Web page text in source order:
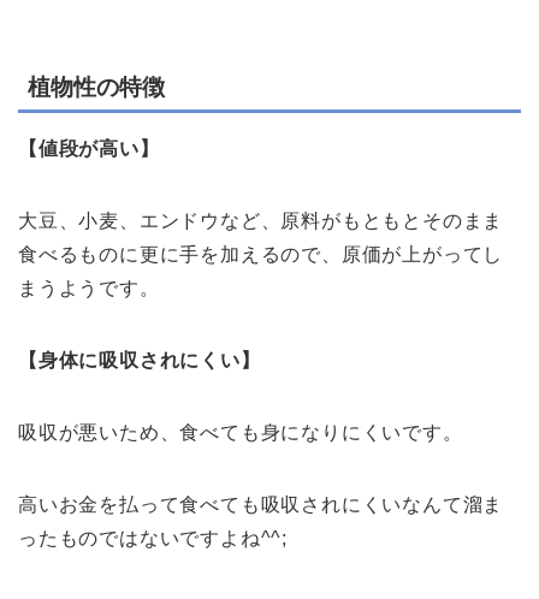
植物性の特徴
【値段が高い】
大豆、小麦、エンドウなど、原料がもともとそのまま
食べるものに更に手を加えるので、原価が上がってし
まうようです。
【身体に吸収されにくい】
吸収が悪いため、食べても身になりにくいです。
高いお金を払って食べても吸収されにくいなんて溜ま
ったものではないですよね^^;